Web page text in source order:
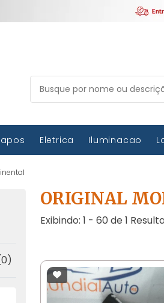
Eletrica Iluminacao
ORIGINAL
Exibindo: 1 - 60 de 1